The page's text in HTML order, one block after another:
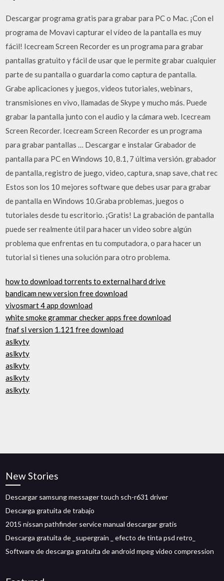
Descargar programa gratis para grabar para PC o Mac. ¡Con el
programa de Movavi capturar el vídeo de la pantalla es muy
fácil! Icecream Screen Recorder es un programa para grabar
pantallas gratuito y fácil de usar que le permite grabar cualquier
parte de su pantalla o guardarla como captura de pantalla.
Grabe aplicaciones y juegos, videos tutoriales, webinars,
transmisiones en vivo, llamadas de Skype y mucho más. Puede
grabar la pantalla junto con el audio y la cámara web. Icecream
Screen Recorder. Icecream Screen Recorder es un programa
para grabar pantallas … Descargar e instalar Grabador de
pantalla para PC en Windows 10, 8.1, 7 última versión. grabador
de pantalla, registro de juego, video, captura, snap save, chat rec
Estos son los 10 mejores software que debes usar para grabar
de pantalla en Windows 10.Graba problemas, juegos o
tutoriales desde tu escritorio. ¡Gratis! La grabación de pantalla
puede ser realmente útil para hacer un video sobre algún
problema que enfrentas en tu computadora, o para hacer un
tutorial si tienes una solución para otro problema.
how to download torrents to external hard drive
bandicam new version free download
vivosmart 4 app download
white smoke grammar checker apps free download
fnaf sl version 1.121 free download
aslkyty
aslkyty
aslkyty
aslkyty
aslkyty
New Stories
Descargar samsung messager touch sch-r631 driver
Descarga gratuita de trabajo
2015 nissan pathfinder service manual descargar gratis
Descarga gratuita de _supergrain _ efecto de tinta psd retro_
Software de descarga gratuita de android mpeg video compression